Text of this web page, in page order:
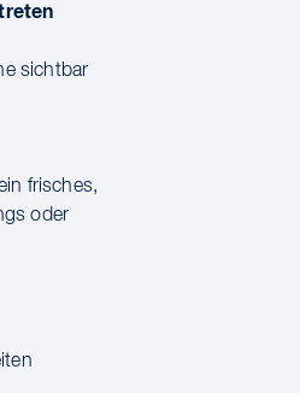
sichtbar
frisches,
oder